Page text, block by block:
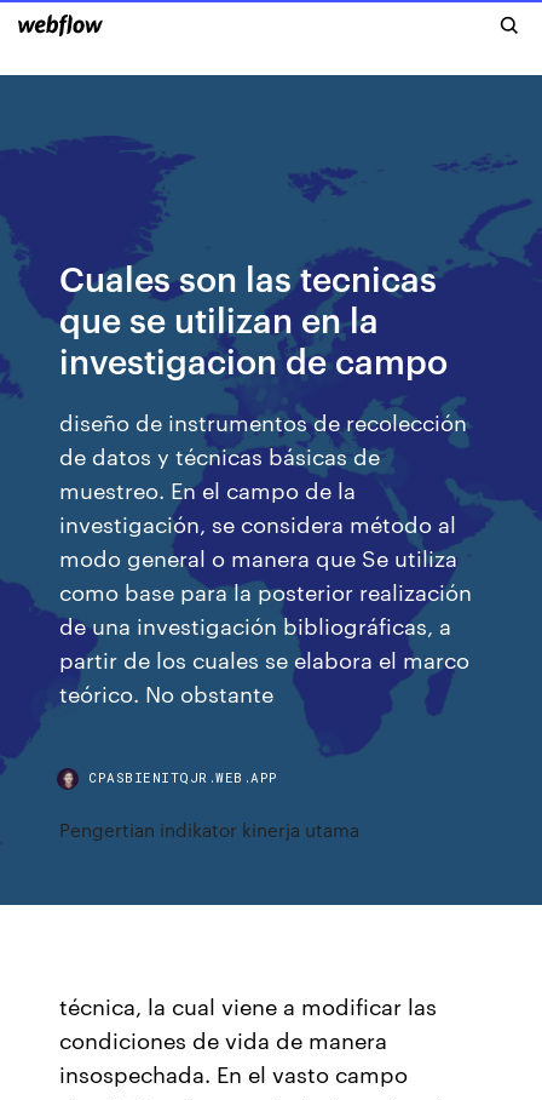
Cuales son las tecnicas
que se utilizan en la
investigacion de campo
diseño de instrumentos de recolección
de datos y técnicas básicas de
muestreo. En el campo de la
investigación, se considera método al
modo general o manera que Se utiliza
como base para la posterior realización
de una investigación bibliográficas, a
partir de los cuales se elabora el marco
teórico. No obstante
CPASBIENITQJR.WEB.APP
Pengertian indikator kinerja utama
técnica, la cual viene a modificar las
condiciones de vida de manera
insospechada. En el vasto campo